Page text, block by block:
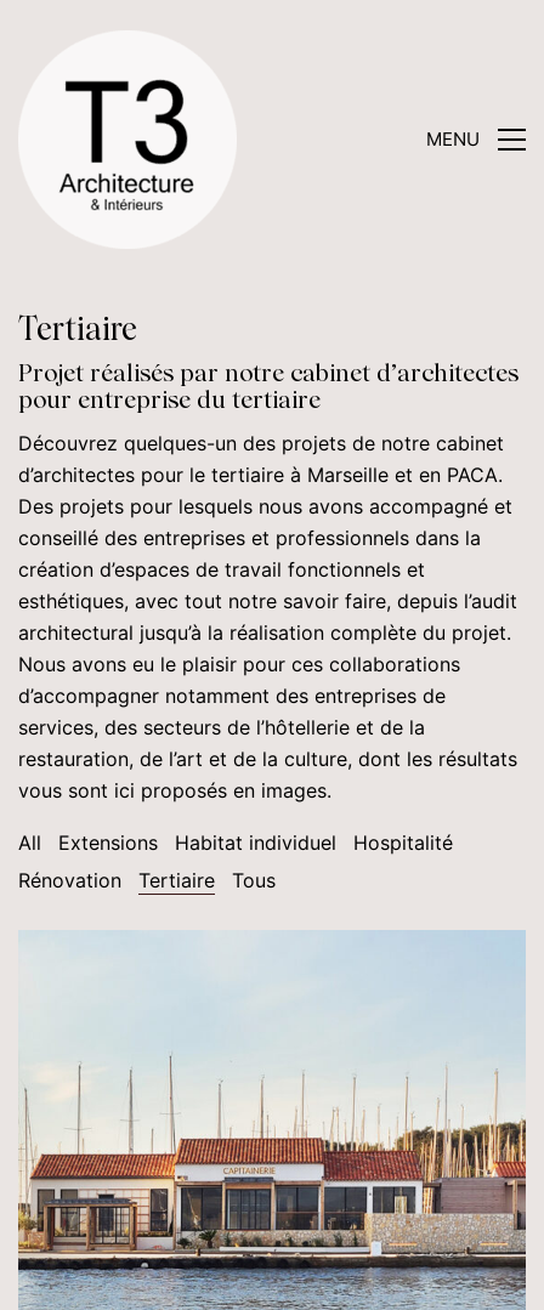
MENU
Tertiaire
Projet réalisés par notre cabinet d’architectes
pour entreprise du tertiaire
Découvrez quelques-un des projets de notre cabinet
d’architectes pour le tertiaire à Marseille et en PACA.
Des projets pour lesquels nous avons accompagné et
conseillé des entreprises et professionnels dans la
création d’espaces de travail fonctionnels et
esthétiques, avec tout notre savoir faire, depuis l’audit
architectural jusqu’à la réalisation complète du projet.
Nous avons eu le plaisir pour ces collaborations
d’accompagner notamment des entreprises de
services, des secteurs de l’hôtellerie et de la
restauration, de l’art et de la culture, dont les résultats
vous sont ici proposés en images.
All Extensions Habitat individuel
Hospitalité
Rénovation
Tertiaire Tous